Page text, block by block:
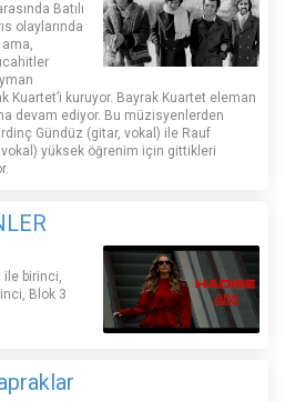
Batılı
olaylarında
ama,
Kuartet’i kuruyor. Bayrak Kuartet eleman
devam ediyor. Bu müzisyenlerden
Gündüz (gitar, vokal) ile Rauf
vokal) yüksek öğrenim için gittikleri
ile birinci,
Blok 3